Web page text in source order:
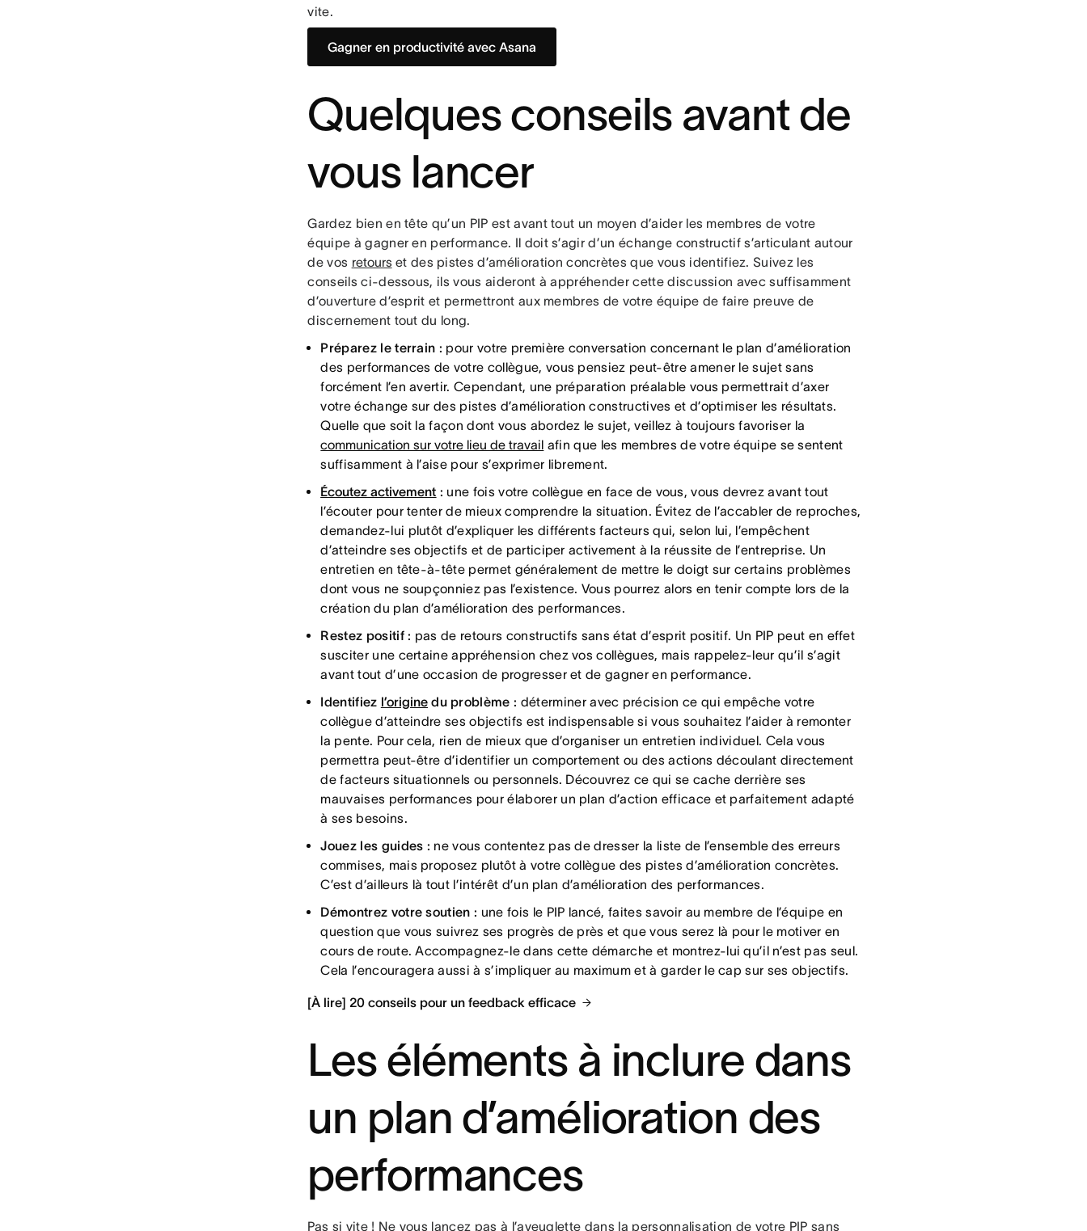
vite.
Gagner en productivité avec Asana
Quelques conseils avant de
vous lancer
Gardez bien en tête qu’un PIP est avant tout un moyen d’aider les membres de votre
équipe à gagner en performance. Il doit s’agir d’un échange constructif s’articulant autour
de vos retours et des pistes d’amélioration concrètes que vous identifiez. Suivez les
conseils ci-dessous, ils vous aideront à appréhender cette discussion avec suffisamment
d’ouverture d’esprit et permettront aux membres de votre équipe de faire preuve de
discernement tout du long.
Préparez le terrain : pour votre première conversation concernant le plan d’amélioration
des performances de votre collègue, vous pensiez peut-être amener le sujet sans
forcément l’en avertir. Cependant, une préparation préalable vous permettrait d’axer
votre échange sur des pistes d’amélioration constructives et d’optimiser les résultats.
Quelle que soit la façon dont vous abordez le sujet, veillez à toujours favoriser la
communication sur votre lieu de travail afin que les membres de votre équipe se sentent
suffisamment à l’aise pour s’exprimer librement.
Écoutez activement : une fois votre collègue en face de vous, vous devrez avant tout
l’écouter pour tenter de mieux comprendre la situation. Évitez de l’accabler de reproches,
demandez-lui plutôt d’expliquer les différents facteurs qui, selon lui, l’empêchent
d’atteindre ses objectifs et de participer activement à la réussite de l’entreprise. Un
entretien en tête-à-tête permet généralement de mettre le doigt sur certains problèmes
dont vous ne soupçonniez pas l’existence. Vous pourrez alors en tenir compte lors de la
création du plan d’amélioration des performances.
Restez positif : pas de retours constructifs sans état d’esprit positif. Un PIP peut en effet
susciter une certaine appréhension chez vos collègues, mais rappelez-leur qu’il s’agit
avant tout d’une occasion de progresser et de gagner en performance.
Identifiez l’originedu problème : déterminer avec précision ce qui empêche votre
collègue d’atteindre ses objectifs est indispensable si vous souhaitez l’aider à remonter
la pente. Pour cela, rien de mieux que d’organiser un entretien individuel. Cela vous
permettra peut-être d’identifier un comportement ou des actions découlant directement
de facteurs situationnels ou personnels. Découvrez ce qui se cache derrière ses
mauvaises performances pour élaborer un plan d’action efficace et parfaitement adapté
à ses besoins.
Jouez les guides : ne vous contentez pas de dresser la liste de l’ensemble des erreurs
commises, mais proposez plutôt à votre collègue des pistes d’amélioration concrètes.
C’est d’ailleurs là tout l’intérêt d’un plan d’amélioration des performances.
Démontrez votre soutien : une fois le PIP lancé, faites savoir au membre de l’équipe en
question que vous suivrez ses progrès de près et que vous serez là pour le motiver en
cours de route. Accompagnez-le dans cette démarche et montrez-lui qu’il n’est pas seul.
Cela l’encouragera aussi à s’impliquer au maximum et à garder le cap sur ses objectifs.
[À lire] 20 conseils pour un feedback efficace
Les éléments à inclure dans
un plan d’amélioration des
performances
Pas si vite ! Ne vous lancez pas à l’aveuglette dans la personnalisation de votre PIP sans